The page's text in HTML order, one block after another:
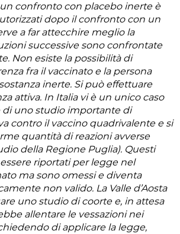
confronto con placebo inerte è
dopo il confronto con un
a far attecchire meglio la
successive sono confrontate
Non esiste la possibilità di
fra il vaccinato e la persona
inerte. Si può effettuare
attiva. In Italia vi è un unico caso
uno studio importante di
contro il vaccino quadrivalente e si
quantità di reazioni avverse
della Regione Puglia). Questi
riportati per legge nel
ma sono omessi e diventa
non valido. La Valle d’Aosta
uno studio di coorte e, in attesa
allentare le vessazioni nei
di applicare la legge,